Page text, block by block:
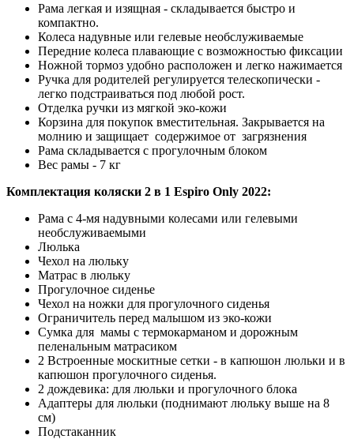
Рама легкая и изящная - складывается быстро и
компактно.
Колеса надувные или гелевые необслуживаемые
Передние колеса плавающие с возможностью фиксации
Ножной тормоз удобно расположен и легко нажимается
Ручка для родителей регулируется телескопически -
легко подстраиваться под любой рост.
Отделка ручки из мягкой эко-кожи
Корзина для покупок вместительная. Закрывается на
молнию и защищает содержимое от загрязнения
Рама складывается с прогулочным блоком
Вес рамы - 7 кг
Комплектация коляски 2 в 1 Espiro Only 2022:
Рама с 4-мя надувными колесами или гелевыми
необслуживаемыми
Люлька
Чехол на люльку
Матрас в люльку
Прогулочное сиденье
Чехол на ножки для прогулочного сиденья
Ограничитель перед малышом из эко-кожи
Сумка для мамы с термокарманом и дорожным
пеленальным матрасиком
2 Встроенные москитные сетки - в капюшон люльки и в
капюшон прогулочного сиденья.
2 дождевика: для люльки и прогулочного блока
Адаптеры для люльки (поднимают люльку выше на 8
см)
Подстаканник